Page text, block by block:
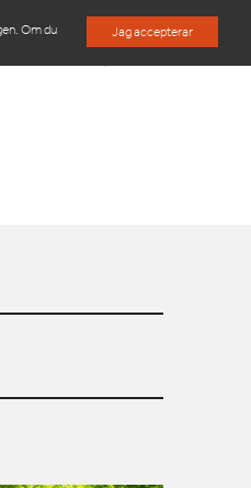
Jag accepterar
Om du